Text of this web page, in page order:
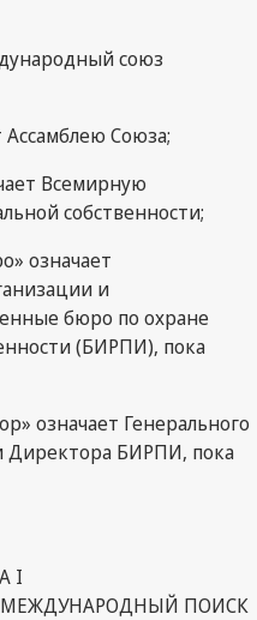
союз
Ассамблею Союза;
Всемирную
собственности;
означает
и
бюро по охране
(БИРПИ), пока
означает Генерального
Директора БИРПИ, пока
I
ПОИСК